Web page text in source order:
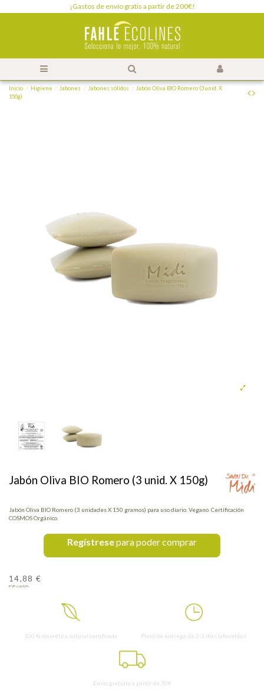
¡Gastos de envío gratis a partir de 200€!
Inicio Higiene Jabones Jabones sólidos
Jabón Oliva BIO Romero (3 unid. X
150g)
Jabón Oliva BIO Romero (3 unid. X 150g)
Jabón Oliva BIO Romero (3 unidades X 150 gramos) para uso diario. Vegano. Certificación
COSMOS Orgánico.
Regístresepara poder comprar
14,88 €
PVP con IVA:
100 % cosmética natural certificada Plazo de entrega de 2-3 días laborables
Envío gratuito a partir de 30€